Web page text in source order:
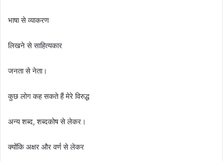
भाषा से व्याकरण
लिखने से साहित्यकार
जनता से नेता।
कुछ लोग कह सकते हैं मेरे विरुद्ध
अन्य शब्द, शब्दकोष से लेकर।
क्योंकि अक्षर और वर्ण से लेकर